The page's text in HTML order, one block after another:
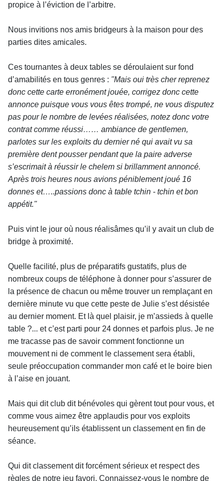
propice à l’éviction de l’arbitre.
Nous invitions nos amis bridgeurs à la maison pour des
parties dites amicales.
Ces tournantes à deux tables se déroulaient sur fond
d’amabilités en tous genres : "Mais oui très cher reprenez
donc cette carte erronément jouée, corrigez donc cette
annonce puisque vous vous êtes trompé, ne vous disputez
pas pour le nombre de levées réalisées, notez donc votre
contrat comme réussi…… ambiance de gentlemen,
parlotes sur les exploits du dernier né qui avait vu sa
première dent pousser pendant que la paire adverse
s’escrimait à réussir le chelem si brillamment annoncé.
Après trois heures nous avions péniblement joué 16
donnes et…..passions donc à table tchin - tchin et bon
appétit."
Puis vint le jour où nous réalisâmes qu’il y avait un club de
bridge à proximité.
Quelle facilité, plus de préparatifs gustatifs, plus de
nombreux coups de téléphone à donner pour s’assurer de
la présence de chacun ou même trouver un remplaçant en
dernière minute vu que cette peste de Julie s’est désistée
au dernier moment. Et là quel plaisir, je m’assieds à quelle
table ?... et c’est parti pour 24 donnes et parfois plus. Je ne
me tracasse pas de savoir comment fonctionne un
mouvement ni de comment le classement sera établi,
seule préoccupation commander mon café et le boire bien
à l’aise en jouant.
Mais qui dit club dit bénévoles qui gèrent tout pour vous, et
comme vous aimez être applaudis pour vos exploits
heureusement qu’ils établissent un classement en fin de
séance.
Qui dit classement dit forcément sérieux et respect des
règles de notre jeu favori. Connaissez-vous le nombre de